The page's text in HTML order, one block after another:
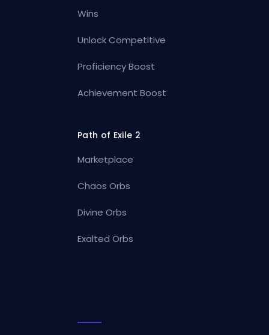
Wins
Unlock Competitive
Proficiency Boost
Achievement Boost
Path of Exile 2
Marketplace
Chaos Orbs
Divine Orbs
Exalted Orbs